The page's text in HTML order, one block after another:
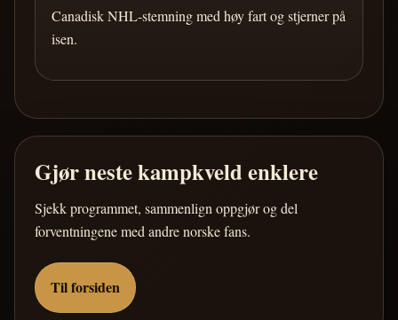
Canadisk NHL-stemning med høy fart og stjerner på
isen.
Gjør neste kampkveld enklere
Sjekk programmet, sammenlign oppgjør og del
forventningene med andre norske fans.
Til forsiden